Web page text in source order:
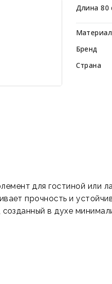
Длина 80
Материал
Бренд
Страна
для гостиной или
прочность и
в духе